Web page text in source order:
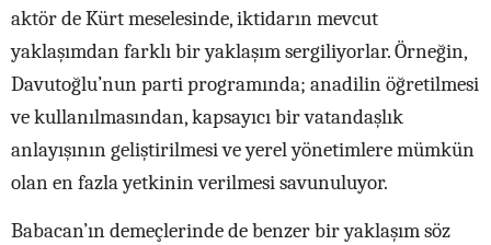
aktör de Kürt meselesinde, iktidarın mevcut
yaklaşımdan farklı bir yaklaşım sergiliyorlar. Örneğin,
Davutoğlu’nun parti programında; anadilin öğretilmesi
ve kullanılmasından, kapsayıcı bir vatandaşlık
anlayışının geliştirilmesi ve yerel yönetimlere mümkün
olan en fazla yetkinin verilmesi savunuluyor.
Babacan’ın demeçlerinde de benzer bir yaklaşım söz